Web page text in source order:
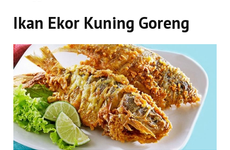
Ikan Ekor Kuning Goreng